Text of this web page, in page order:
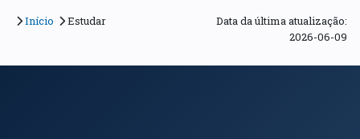
Início Estudar
Data da última atualização:
2026-06-09